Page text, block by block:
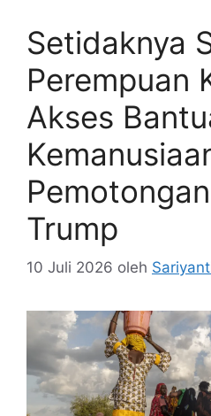
Setidaknya
Perempuan
Akses
Trump
10 Juli 2026 oleh